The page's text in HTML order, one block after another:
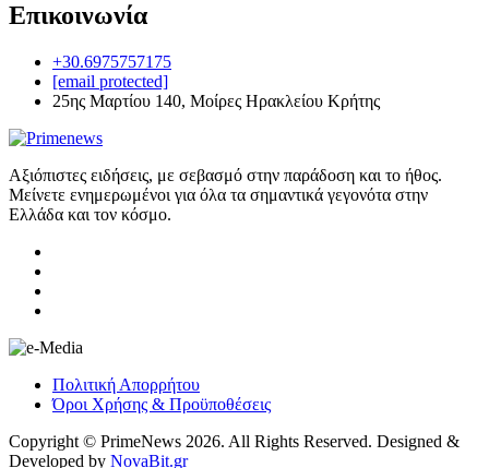
Επικοινωνία
+30.6975757175
[email protected]
25ης Μαρτίου 140, Μοίρες Ηρακλείου Κρήτης
Αξιόπιστες ειδήσεις, με σεβασμό στην παράδοση και το ήθος.
Μείνετε ενημερωμένοι για όλα τα σημαντικά γεγονότα στην
Ελλάδα και τον κόσμο.
Πολιτική Απορρήτου
Όροι Χρήσης & Προϋποθέσεις
Copyright © PrimeNews 2026. All Rights Reserved. Designed &
Developed by NovaBit.gr